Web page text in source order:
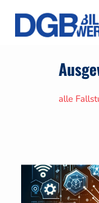
alle